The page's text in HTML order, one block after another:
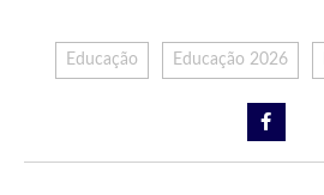
Educação Educação 2026